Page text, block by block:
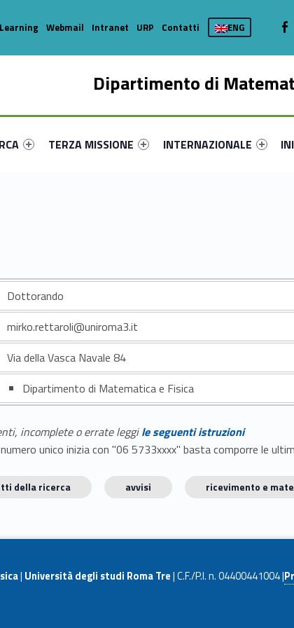
Dipartimento di
primary-97986-16
#link-menu-primary-91900-35
Link identifier #link-menu-primary-16775-44
TERZA MISSIONE
Link identifier #link-menu-
INTERNAZIONALE
Webmail Intranet URP Contatti ENG
Dottorando
mirko.rettaroli@uniroma3.it
Via della Vasca Navale 84
Dipartimento di Matematica e Fisica
incomplete o errate leggile seguenti istruzioni
unico inizia con "06 5733xxxx" basta comporre le
della ricerca avvisi ricevimento e
| Università degli studi Roma Tre| C.F./P.I. n. 04400441004 |